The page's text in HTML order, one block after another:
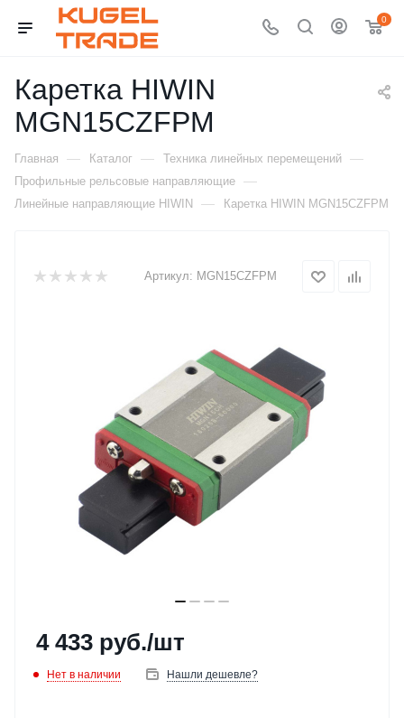
0
Каретка HIWIN
MGN15CZFPM
Главная — Каталог — Техника линейных перемещений —
Профильные рельсовые направляющие —
Линейные направляющие HIWIN — Каретка HIWIN MGN15CZFPM
Артикул: MGN15CZFPM
4 433 руб./шт
Нет в наличии Нашли дешевле?